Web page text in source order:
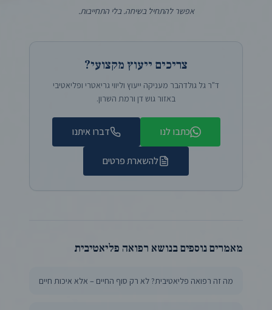
אפשר להתחיל בשיחה. בלי התחייבות.
צריכים ייעוץ מקצועי?
ד"ר גל גולדהבר מעניקה ייעוץ וליווי גריאטרי ופליאטיבי
באזור גוש דן ורמת השרון.
כתבו לנו דברו איתנו
להשארת פרטים
מאמרים נוספים בנושא רפואה פליאטיבית
מה זה רפואה פליאטיבית? לא רק סוף החיים – אלא איכות חיים